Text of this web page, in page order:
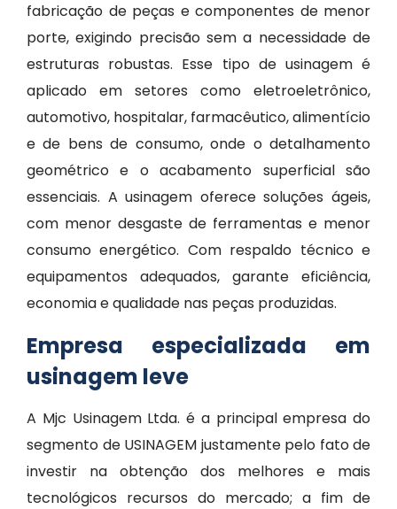
fabricação de peças e componentes de menor
porte, exigindo precisão sem a necessidade de
estruturas robustas. Esse tipo de usinagem é
aplicado em setores como eletroeletrônico,
automotivo, hospitalar, farmacêutico, alimentício
e de bens de consumo, onde o detalhamento
geométrico e o acabamento superficial são
essenciais. A usinagem oferece soluções ágeis,
com menor desgaste de ferramentas e menor
consumo energético. Com respaldo técnico e
equipamentos adequados, garante eficiência,
economia e qualidade nas peças produzidas.
Empresa especializada em
usinagem leve
A Mjc Usinagem Ltda. é a principal empresa do
segmento de USINAGEM justamente pelo fato de
investir na obtenção dos melhores e mais
tecnológicos recursos do mercado; a fim de